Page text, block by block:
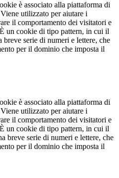
è associato alla piattaforma di
utilizzato per aiutare i
il comportamento dei visitatori e
un cookie di tipo pattern, in cui il
serie di numeri e lettere, che
per il dominio che imposta il
è associato alla piattaforma di
utilizzato per aiutare i
il comportamento dei visitatori e
un cookie di tipo pattern, in cui il
breve serie di numeri e lettere, che
per il dominio che imposta il